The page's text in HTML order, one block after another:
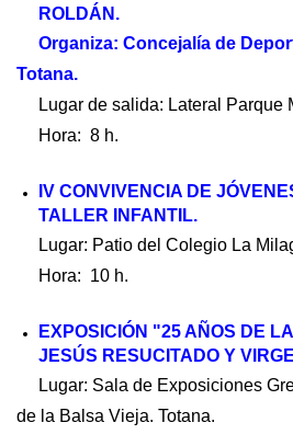
ROLDÁN.
Organiza: Concejalía de
Totana.
Lugar de salida: Lateral Parque
Hora: 8 h.
IV CONVIVENCIA DE
TALLER INFANTIL.
Lugar: Patio del Colegio La
Hora: 10 h.
EXPOSICIÓN "25 AÑOS DE
JESÚS RESUCITADO Y
Lugar: Sala de Exposiciones
de la Balsa Vieja. Totana.